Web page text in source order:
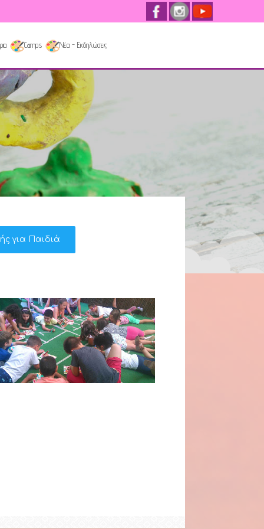
Camps Νέα - Εκδηλώσεις
για Παιδιά